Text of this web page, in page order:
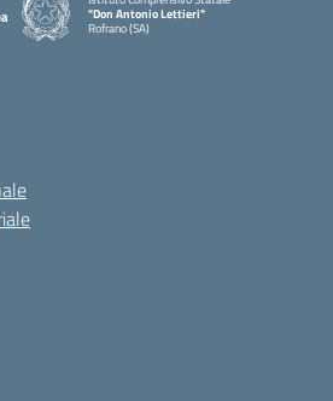
"Don Antonio Lettieri"
Rofrano (SA)